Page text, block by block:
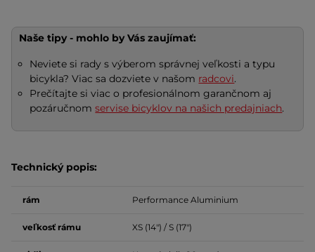
Naše tipy - mohlo by Vás zaujímať:
Neviete si rady s výberom správnej veľkosti a typu
bicykla? Viac sa dozviete v našom radcovi.
Prečítajte si viac o profesionálnom garančnom aj
pozáručnomservise bicyklov na našich predajniach.
Technický popis:
rám Performance Aluminium
veľkosť rámu XS (14") / S (17")